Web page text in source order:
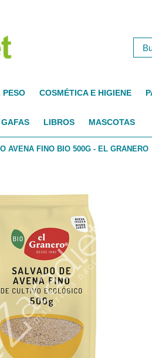
PESO COSMÉTICA E HIGIENE
GAFAS LIBROS MASCOTAS
AVENA FINO BIO 500G - EL GRANERO